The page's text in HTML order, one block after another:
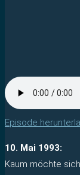
Episode
10. Mai 1993:
Kaum möchte